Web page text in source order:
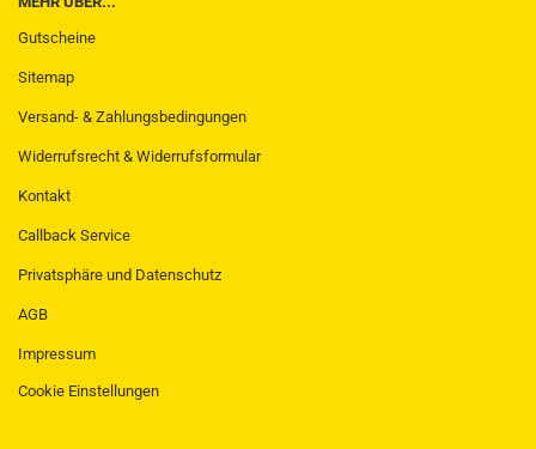
Gutscheine
Sitemap
Versand- & Zahlungsbedingungen
Widerrufsrecht & Widerrufsformular
Kontakt
Callback Service
Privatsphäre und Datenschutz
AGB
Impressum
Cookie Einstellungen